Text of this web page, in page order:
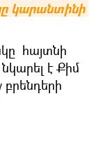
կարանտինի
հայտնի
նկարել է Քիմ
բրենդերի